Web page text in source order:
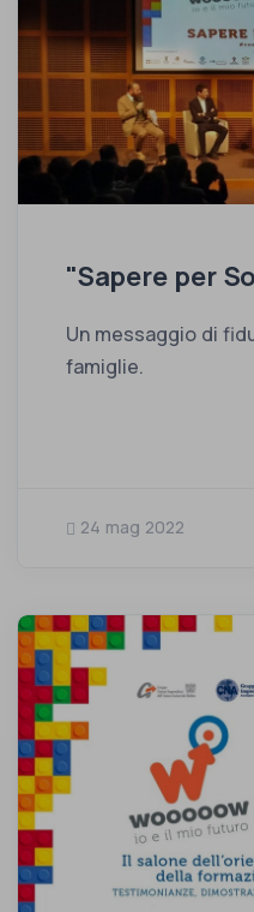
"Sapere per
Un messaggio di
famiglie.
24 mag 2022